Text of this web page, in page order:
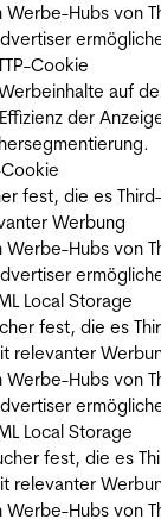
Hubs von
Cookie
auf
der
Cookie
fest, die es
Werbung
Hubs von
Local Storage
fest, die es
relevanter
Hubs von
Local Storage
fest, die es
relevanter
Hubs von